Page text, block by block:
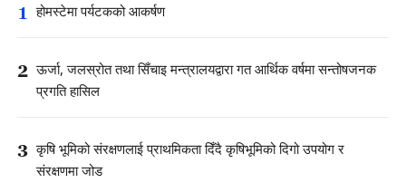
1 होमस्टेमा पर्यटकको आकर्षण
2 ऊर्जा, जलस्रोत तथा सिँचाइ मन्त्रालयद्वारा गत आर्थिक वर्षमा सन्तोषजनक
प्रगति हासिल
3 कृषि भूमिको संरक्षणलाई प्राथमिकता दिँदै कृषिभूमिको दिगो उपयोग र
संरक्षणमा जोड